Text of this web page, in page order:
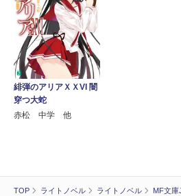
TOP ライトノベル ライトノベル MF文庫
緋弾のアリアＸＸVI 闇
穿つ大蛇
赤松 中学 他